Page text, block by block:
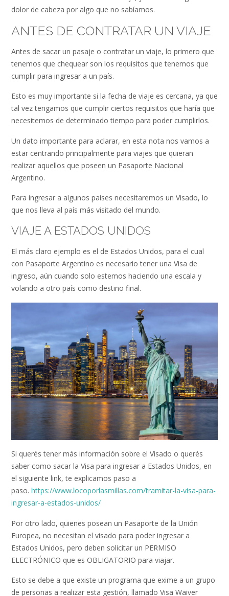
dolor de cabeza por algo que no sabíamos.
ANTES DE CONTRATAR UN VIAJE
Antes de sacar un pasaje o contratar un viaje, lo primero que
tenemos que chequear son los requisitos que tenemos que
cumplir para ingresar a un país.
Esto es muy importante si la fecha de viaje es cercana, ya que
tal vez tengamos que cumplir ciertos requisitos que haría que
necesitemos de determinado tiempo para poder cumplirlos.
Un dato importante para aclarar, en esta nota nos vamos a
estar centrando principalmente para viajes que quieran
realizar aquellos que poseen un Pasaporte Nacional
Argentino.
Para ingresar a algunos países necesitaremos un Visado, lo
que nos lleva al país más visitado del mundo.
VIAJE A ESTADOS UNIDOS
El más claro ejemplo es el de Estados Unidos, para el cual
con Pasaporte Argentino es necesario tener una Visa de
ingreso, aún cuando solo estemos haciendo una escala y
volando a otro país como destino final.
Si querés tener más información sobre el Visado o querés
saber como sacar la Visa para ingresar a Estados Unidos, en
el siguiente link, te explicamos paso a
paso. https://www.locoporlasmillas.com/tramitar-la-visa-para-
ingresar-a-estados-unidos/
Por otro lado, quienes posean un Pasaporte de la Unión
Europea, no necesitan el visado para poder ingresar a
Estados Unidos, pero deben solicitar un PERMISO
ELECTRÓNICO que es OBLIGATORIO para viajar.
Esto se debe a que existe un programa que exime a un grupo
de personas a realizar esta gestión, llamado Visa Waiver